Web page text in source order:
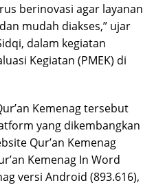
berinovasi agar layanan
mudah diakses,” ujar
dalam kegiatan
Kegiatan (PMEK) di
Kemenag tersebut
yang dikembangkan
Qur’an Kemenag
Kemenag In Word
versi Android (893.616),